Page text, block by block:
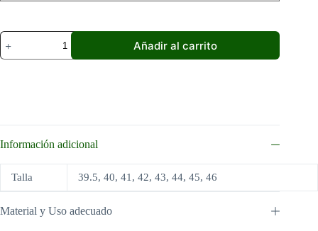
Skechers
Chancla
Tantric
Añadir al carrito
Información adicional
Talla 39.5, 40, 41, 42, 43, 44, 45, 46
Material y Uso adecuado